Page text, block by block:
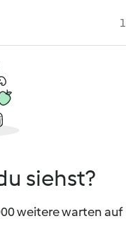
1
siehst?
weitere warten auf